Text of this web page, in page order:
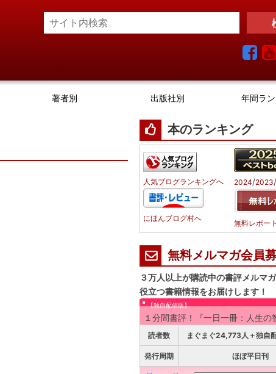
著者別 出版社別 年間ラ
本のランキング
人気ブログランキングへ
にほんブログ村へ
2024/2023/
無料レポー
無料メルマガ会員
３万人以上が購読中の書評メルマ
役立つ書籍情報をお届けします！
【独自配信版】
１分間書評！『一日一冊：人生の
読者数 まぐまぐ24,773人＋独自
発行周期 ほぼ平日刊